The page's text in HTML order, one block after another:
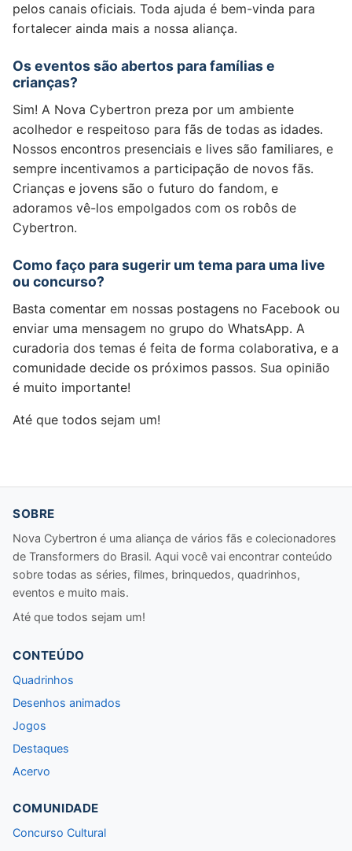
pelos canais oficiais. Toda ajuda é bem-vinda para
fortalecer ainda mais a nossa aliança.
Os eventos são abertos para famílias e
crianças?
Sim! A Nova Cybertron preza por um ambiente
acolhedor e respeitoso para fãs de todas as idades.
Nossos encontros presenciais e lives são familiares, e
sempre incentivamos a participação de novos fãs.
Crianças e jovens são o futuro do fandom, e
adoramos vê-los empolgados com os robôs de
Cybertron.
Como faço para sugerir um tema para uma live
ou concurso?
Basta comentar em nossas postagens no Facebook ou
enviar uma mensagem no grupo do WhatsApp. A
curadoria dos temas é feita de forma colaborativa, e a
comunidade decide os próximos passos. Sua opinião
é muito importante!
Até que todos sejam um!
SOBRE
Nova Cybertron é uma aliança de vários fãs e colecionadores
de Transformers do Brasil. Aqui você vai encontrar conteúdo
sobre todas as séries, filmes, brinquedos, quadrinhos,
eventos e muito mais.
Até que todos sejam um!
CONTEÚDO
Quadrinhos
Desenhos animados
Jogos
Destaques
Acervo
COMUNIDADE
Concurso Cultural